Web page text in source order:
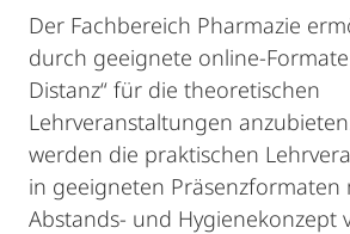
Der Fachbereich Pharmazie
durch geeignete online-
Distanz“ für die theoretischen
Lehrveranstaltungen
werden die praktischen
in geeigneten Präsenzformaten
Abstands- und Hygienekonzept